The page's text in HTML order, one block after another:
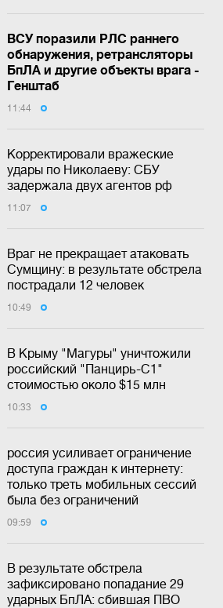
ВСУ поразили РЛС раннего
обнаружения, ретрансляторы
БпЛА и другие объекты врага -
Генштаб
11:44
Корректировали вражеские
удары по Николаеву: СБУ
задержала двух агентов рф
11:07
Враг не прекращает атаковать
Сумщину: в результате обстрела
пострадали 12 человек
10:49
В Крыму "Магуры" уничтожили
российский "Панцирь-С1"
стоимостью около $15 млн
10:33
россия усиливает ограничение
доступа граждан к интернету:
только треть мобильных сессий
была без ограничений
09:59
В результате обстрела
зафиксировано попадание 29
ударных БпЛА: сбившая ПВО